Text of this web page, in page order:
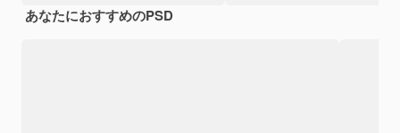
あなたにおすすめのPSD